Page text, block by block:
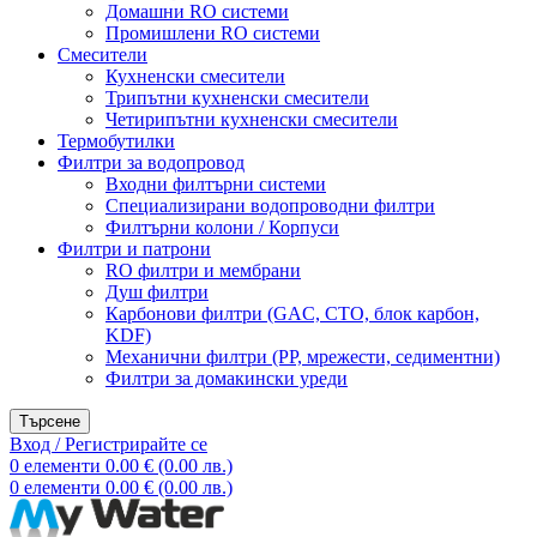
Домашни RO системи
Промишлени RO системи
Смесители
Кухненски смесители
Трипътни кухненски смесители
Четирипътни кухненски смесители
Термобутилки
Филтри за водопровод
Входни филтърни системи
Специализирани водопроводни филтри
Филтърни колони / Корпуси
Филтри и патрони
RO филтри и мембрани
Душ филтри
Карбонови филтри (GAC, CTO, блок карбон,
KDF)
Механични филтри (PP, мрежести, седиментни)
Филтри за домакински уреди
Търсене
Вход / Регистрирайте се
0 елементи 0.00 € (0.00 лв.)
0 елементи 0.00 € (0.00 лв.)